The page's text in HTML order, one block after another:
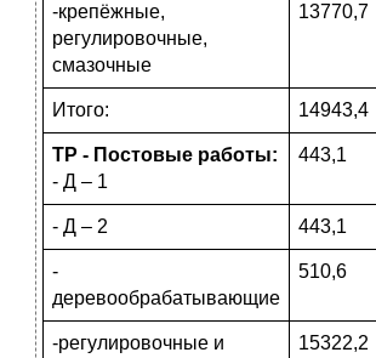
-крепёжные,
регулировочные,
смазочные
13770,7
Итого: 14943,4
ТР - Постовые работы:
- Д – 1
443,1
- Д – 2 443,1
-
деревообрабатывающие
510,6
-регулировочные и 15322,2